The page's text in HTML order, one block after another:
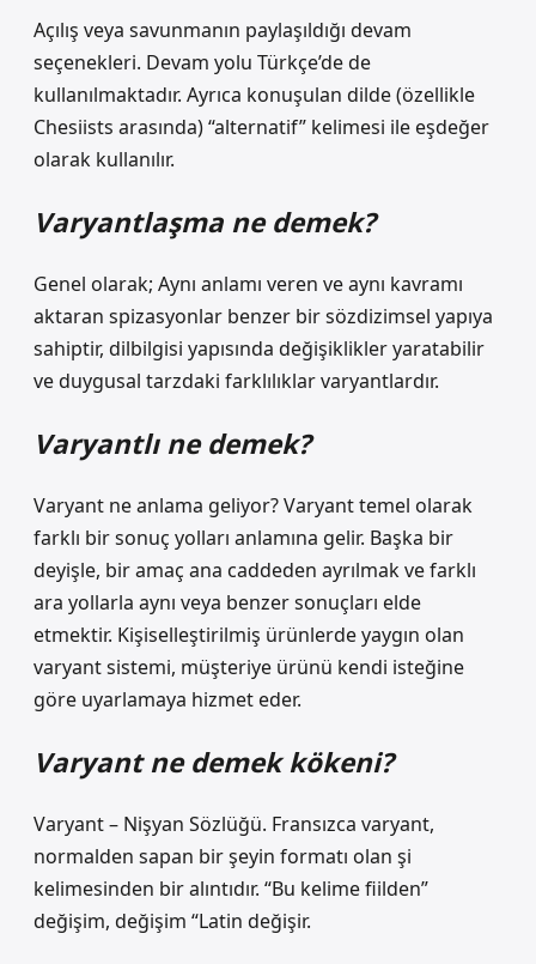
Açılış veya savunmanın paylaşıldığı devam
seçenekleri. Devam yolu Türkçe’de de
kullanılmaktadır. Ayrıca konuşulan dilde (özellikle
Chesiists arasında) “alternatif” kelimesi ile eşdeğer
olarak kullanılır.
Varyantlaşma ne demek?
Genel olarak; Aynı anlamı veren ve aynı kavramı
aktaran spizasyonlar benzer bir sözdizimsel yapıya
sahiptir, dilbilgisi yapısında değişiklikler yaratabilir
ve duygusal tarzdaki farklılıklar varyantlardır.
Varyantlı ne demek?
Varyant ne anlama geliyor? Varyant temel olarak
farklı bir sonuç yolları anlamına gelir. Başka bir
deyişle, bir amaç ana caddeden ayrılmak ve farklı
ara yollarla aynı veya benzer sonuçları elde
etmektir. Kişiselleştirilmiş ürünlerde yaygın olan
varyant sistemi, müşteriye ürünü kendi isteğine
göre uyarlamaya hizmet eder.
Varyant ne demek kökeni?
Varyant – Nişyan Sözlüğü. Fransızca varyant,
normalden sapan bir şeyin formatı olan şi
kelimesinden bir alıntıdır. “Bu kelime fiilden”
değişim, değişim “Latin değişir.